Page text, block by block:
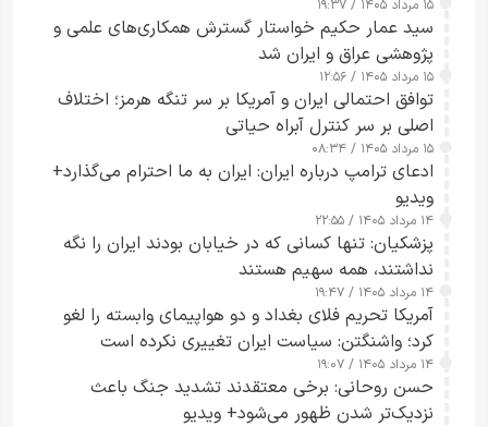
۱۵ مرداد ۱۴۰۵ / ۱۹:۳۷
سید عمار حکیم خواستار گسترش همکاری‌های علمی و
پژوهشی عراق و ایران شد
۱۵ مرداد ۱۴۰۵ / ۱۲:۵۶
توافق احتمالی ایران و آمریکا بر سر تنگه هرمز؛ اختلاف
اصلی بر سر کنترل آبراه حیاتی
۱۵ مرداد ۱۴۰۵ / ۰۸:۳۴
ادعای ترامپ درباره ایران: ایران به ما احترام می‌گذارد+
ویدیو
۱۴ مرداد ۱۴۰۵ / ۲۲:۵۵
پزشکیان: تنها کسانی که در خیابان بودند ایران را نگه
نداشتند، همه سهیم هستند
۱۴ مرداد ۱۴۰۵ / ۱۹:۴۷
آمریکا تحریم فلای بغداد و دو هواپیمای وابسته را لغو
کرد؛ واشنگتن: سیاست ایران تغییری نکرده است
۱۴ مرداد ۱۴۰۵ / ۱۹:۰۷
حسن روحانی: برخی معتقدند تشدید جنگ باعث
نزدیک‌تر شدن ظهور می‌شود+ ویدیو